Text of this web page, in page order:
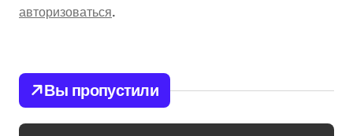
авторизоваться.
Вы пропустили